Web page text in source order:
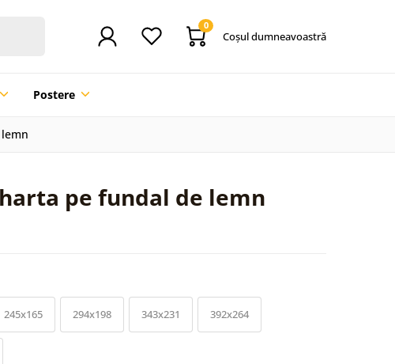
0
Coşul dumneavoastră
Postere
pe fundal de lemn
245x165 294x198 343x231 392x264